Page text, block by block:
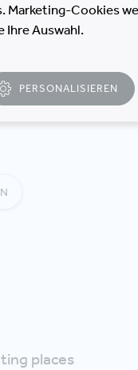
die mehr
places
Marketing-Cookies
Ihre Auswahl.
PERSONALISIEREN